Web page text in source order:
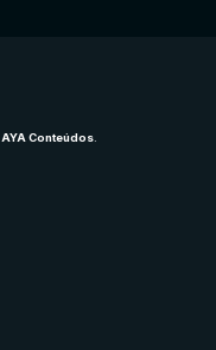
AYA Conteúdos